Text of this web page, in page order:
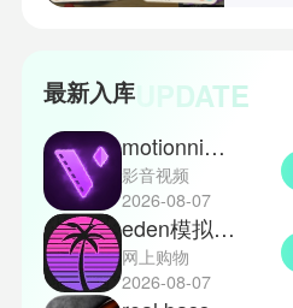
乐趣和
最新入库UPDATE
motionninja中文版
影音视频
2026-08-07
eden模拟器正式版
网上购物
2026-08-07